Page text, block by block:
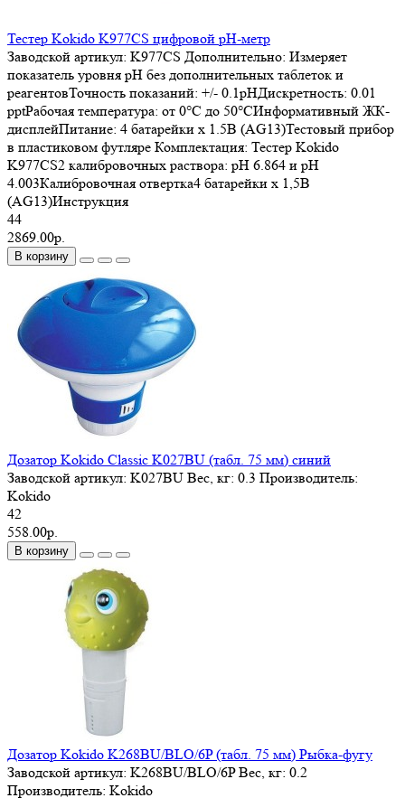
Тестер Kokido K977CS цифровой рН-метр
Заводской артикул: K977CS Дополнительно: Измеряет
показатель уровня рН без дополнительных таблеток и
реагентовТочность показаний: +/- 0.1pHДискретность: 0.01
pptРабочая температура: от 0°С до 50°СИнформативный ЖК-
дисплейПитание: 4 батарейки x 1.5В (AG13)Тестовый прибор
в пластиковом футляре Комплектация: Тестер Kokido
K977CS2 калибровочных раствора: pH 6.864 и pH
4.003Калибровочная отвертка4 батарейки х 1,5В
(AG13)Инструкция
44
2869.00р.
В корзину
Дозатор Kokido Classic K027BU (табл. 75 мм) синий
Заводской артикул: K027BU Вес, кг: 0.3 Производитель:
Kokido
42
558.00р.
В корзину
Дозатор Kokido K268BU/BLO/6P (табл. 75 мм) Рыбка-фугу
Заводской артикул: K268BU/BLO/6PВес, кг: 0.2
Производитель: Kokido